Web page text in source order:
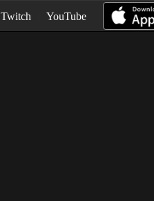
Twitch YouTube